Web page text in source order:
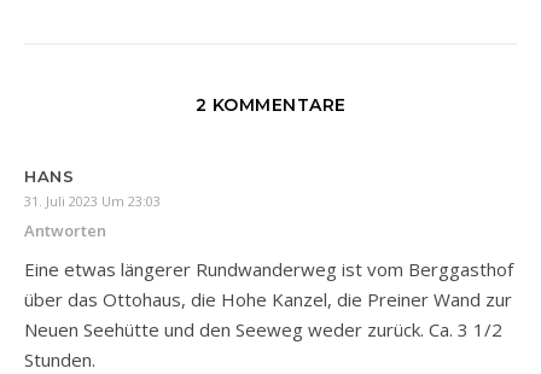
2 KOMMENTARE
HANS
31. Juli 2023 Um 23:03
Antworten
Eine etwas längerer Rundwanderweg ist vom Berggasthof
über das Ottohaus, die Hohe Kanzel, die Preiner Wand zur
Neuen Seehütte und den Seeweg weder zurück. Ca. 3 1/2
Stunden.